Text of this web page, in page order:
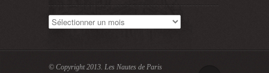
Archives
© Copyright 2013. Les Nautes de Paris